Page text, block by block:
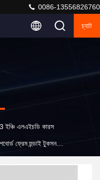
0086-13556826760
চ্যাট
ইঞ্চি এলএইচডি কারস
ফ্রেম হুন্ডাই টুকসন